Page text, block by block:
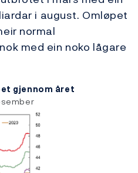
i august. Omløpet
normal
med ein noko lågare
gjennom året